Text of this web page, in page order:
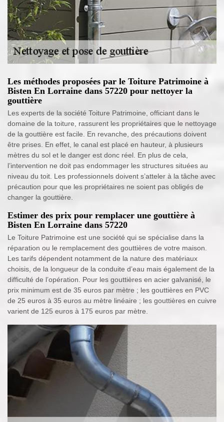
Les méthodes proposées par le Toiture Patrimoine à
Bisten En Lorraine dans 57220 pour nettoyer la
gouttière
Les experts de la société Toiture Patrimoine, officiant dans le
domaine de la toiture, rassurent les propriétaires que le nettoyage
de la gouttière est facile. En revanche, des précautions doivent
être prises. En effet, le canal est placé en hauteur, à plusieurs
mètres du sol et le danger est donc réel. En plus de cela,
l’intervention ne doit pas endommager les structures situées au
niveau du toit. Les professionnels doivent s’atteler à la tâche avec
précaution pour que les propriétaires ne soient pas obligés de
changer la gouttière.
Estimer des prix pour remplacer une gouttière à
Bisten En Lorraine dans 57220
Le Toiture Patrimoine est une société qui se spécialise dans la
réparation ou le remplacement des gouttières de votre maison.
Les tarifs dépendent notamment de la nature des matériaux
choisis, de la longueur de la conduite d’eau mais également de la
difficulté de l’opération. Pour les gouttières en acier galvanisé, le
prix minimum est de 35 euros par mètre ; les gouttières en PVC
de 25 euros à 35 euros au mètre linéaire ; les gouttières en cuivre
varient de 125 euros à 175 euros par mètre.